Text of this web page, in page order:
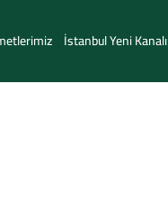
İstanbul Yeni Kanalı